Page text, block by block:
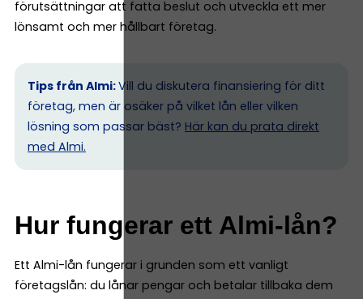
förutsättningar att fatta beslut och utveckla ett mer
lönsamt och mer hållbart företag.
Tips från Almi:Vill du diskutera finansiering för ditt
företag, men är osäker på vilket lån eller vilken
lösning som passar bäst? Här kan du prata direkt
med Almi.
Hur fungerar ett Almi-lån?
Ett Almi-lån fungerar i grunden som ett vanligt
företagslån: du lånar pengar och betalar tillbaka dem